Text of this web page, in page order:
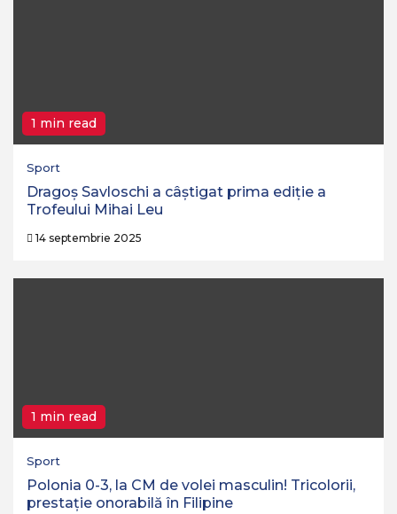
1 min read
Sport
Dragoș Savloschi a câștigat prima ediție a
Trofeului Mihai Leu
14 septembrie 2025
1 min read
Sport
Polonia 0-3, la CM de volei masculin! Tricolorii,
prestație onorabilă în Filipine